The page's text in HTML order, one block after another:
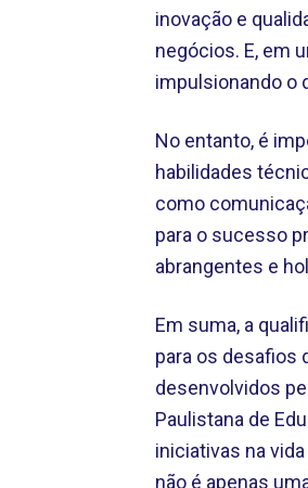
inovação e
negócios. E, em
impulsionando o
No entanto, é
habilidades
como
para o sucesso
abrangentes e
Em suma, a
para os desafios
desenvolvidos
Paulistana de
iniciativas na
não é apenas